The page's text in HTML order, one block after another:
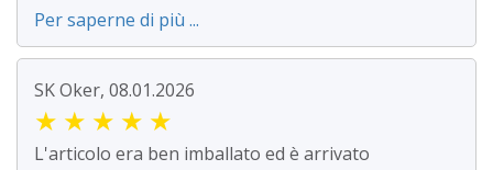
Per saperne di più ...
SK Oker, 08.01.2026
★ ★ ★ ★ ★
L'articolo era ben imballato ed è arrivato